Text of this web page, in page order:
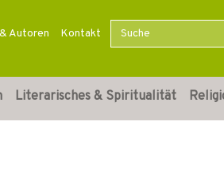
Autoren Kontakt
Literarisches & Spiritualität